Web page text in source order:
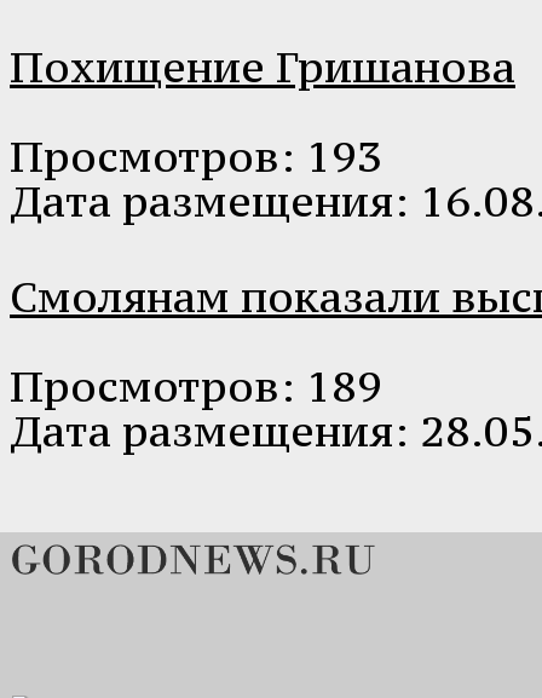
Похищение Гришанова
Просмотров: 193
Дата размещения:
Смолянам показали
Просмотров: 189
Дата размещения: